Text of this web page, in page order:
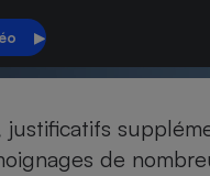
de
alimentation
Banque en
santé
Puériculture -